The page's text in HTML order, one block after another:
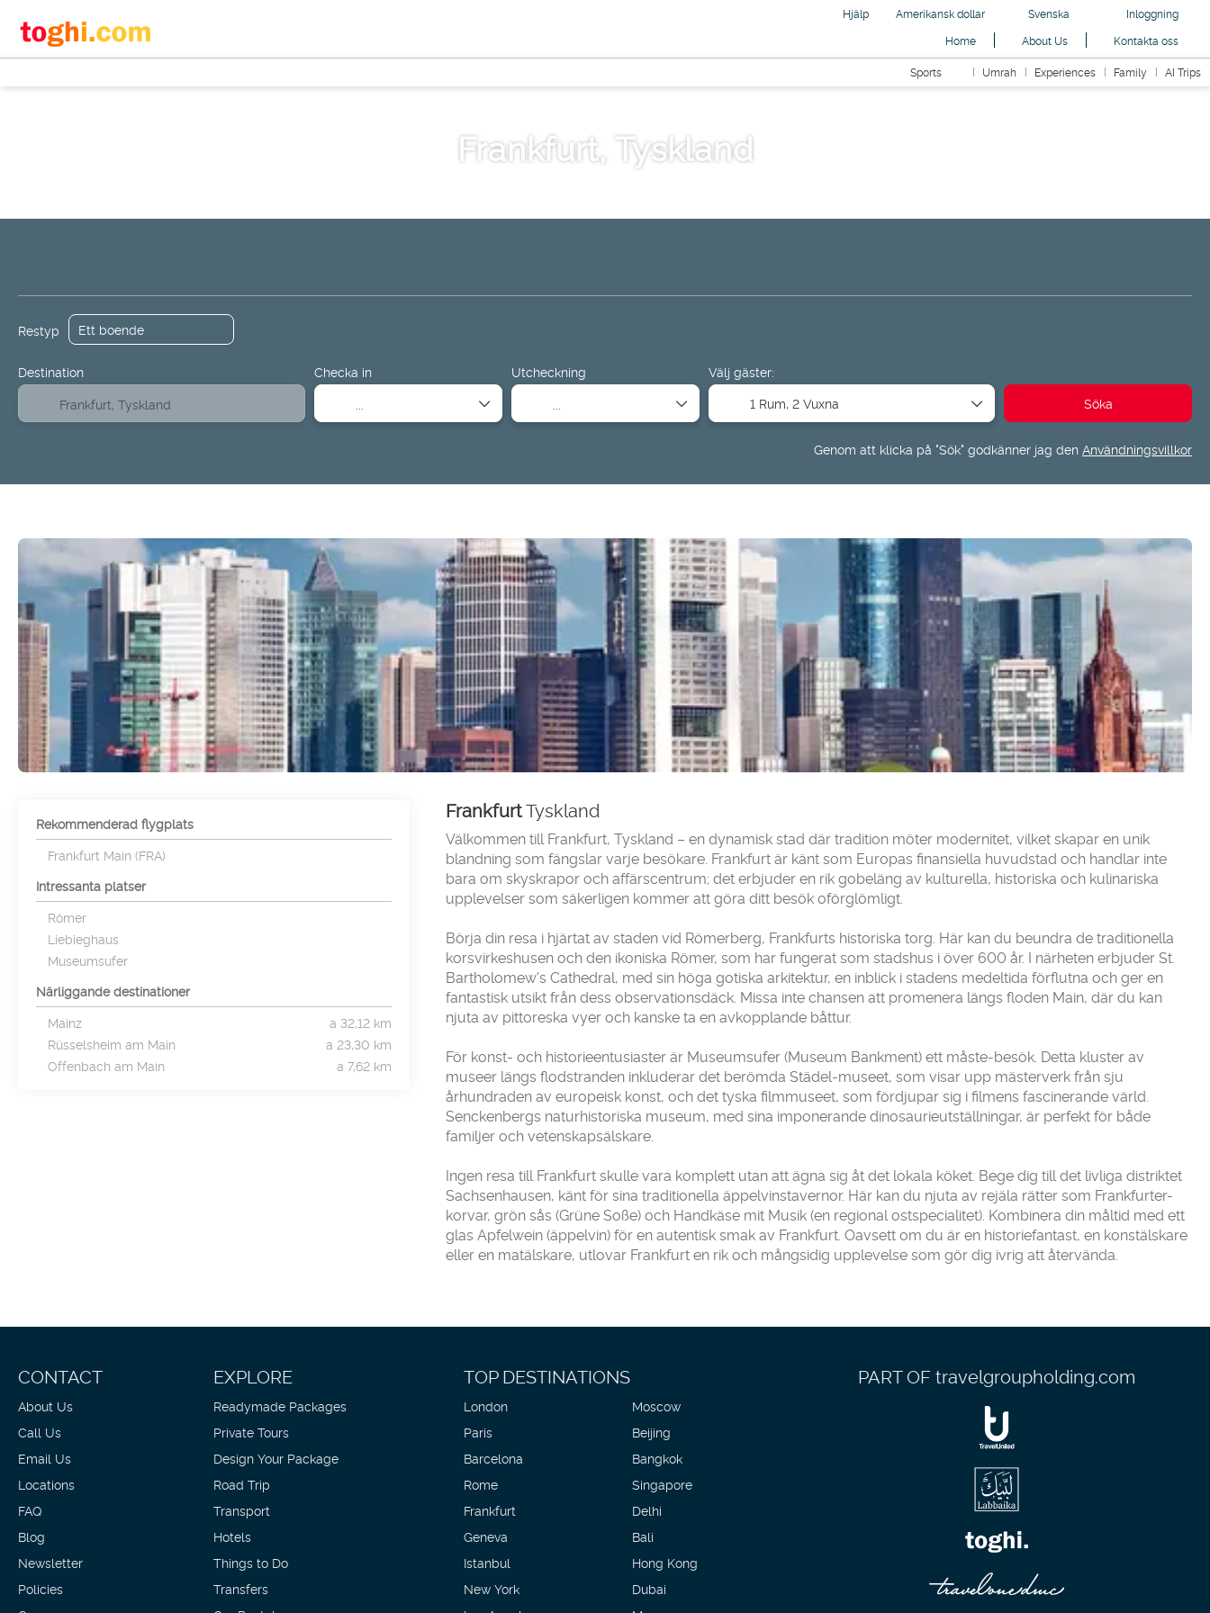
Hjälp Amerikansk dollar Svenska
Inloggning
Home
About Us Kontakta oss
Sports Umrah Experiences Family AI Trips
Frankfurt, Tyskland
Restyp
Destination Checka in Utcheckning
Välj gäster:
1 Rum, 2 Vuxna Söka
Genom att klicka på "Sök" godkänner jag den Användningsvillkor
FrankfurtTyskland
Välkommen till Frankfurt, Tyskland – en dynamisk stad där tradition möter modernitet, vilket skapar en unik
blandning som fängslar varje besökare. Frankfurt är känt som Europas finansiella huvudstad och handlar inte
bara om skyskrapor och affärscentrum; det erbjuder en rik gobeläng av kulturella, historiska och kulinariska
upplevelser som säkerligen kommer att göra ditt besök oförglömligt.
Börja din resa i hjärtat av staden vid Römerberg, Frankfurts historiska torg. Här kan du beundra de traditionella
korsvirkeshusen och den ikoniska Römer, som har fungerat som stadshus i över 600 år. I närheten erbjuder St.
Bartholomew's Cathedral, med sin höga gotiska arkitektur, en inblick i stadens medeltida förflutna och ger en
fantastisk utsikt från dess observationsdäck. Missa inte chansen att promenera längs floden Main, där du kan
njuta av pittoreska vyer och kanske ta en avkopplande båttur.
För konst- och historieentusiaster är Museumsufer (Museum Bankment) ett måste-besök. Detta kluster av
museer längs flodstranden inkluderar det berömda Städel-museet, som visar upp mästerverk från sju
århundraden av europeisk konst, och det tyska filmmuseet, som fördjupar sig i filmens fascinerande värld.
Senckenbergs naturhistoriska museum, med sina imponerande dinosaurieutställningar, är perfekt för både
familjer och vetenskapsälskare.
Ingen resa till Frankfurt skulle vara komplett utan att ägna sig åt det lokala köket. Bege dig till det livliga distriktet
Sachsenhausen, känt för sina traditionella äppelvinstavernor. Här kan du njuta av rejäla rätter som Frankfurter-
korvar, grön sås (Grüne Soße) och Handkäse mit Musik (en regional ostspecialitet). Kombinera din måltid med ett
glas Apfelwein (äppelvin) för en autentisk smak av Frankfurt. Oavsett om du är en historiefantast, en konstälskare
eller en matälskare, utlovar Frankfurt en rik och mångsidig upplevelse som gör dig ivrig att återvända.
Rekommenderad flygplats
Frankfurt Main (FRA)
Intressanta platser
Römer
Liebieghaus
Museumsufer
Närliggande destinationer
Mainz
a 32,12 km
Rüsselsheim am Main
a 23,30 km
Offenbach am Main
a 7,62 km
CONTACT
About Us
Call Us
Email Us
Locations
FAQ
Blog
Newsletter
Policies
EXPLORE
Readymade Packages
Private Tours
Design Your Package
Road Trip
Transport
Hotels
Things to Do
Transfers
TOP DESTINATIONS
London
Paris
Barcelona
Rome
Frankfurt
Geneva
Istanbul
New York
Moscow
Beijing
Bangkok
Singapore
Delhi
Bali
Hong Kong
Dubai
PART OF travelgroupholding.com